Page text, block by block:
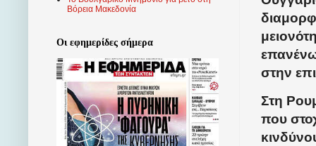
στην
Στη
που
Βόρεια Μακεδονία
Οι εφημερίδες σήμερα